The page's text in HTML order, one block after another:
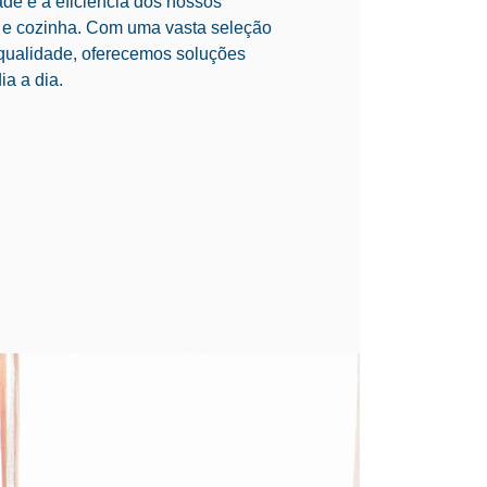
cozinha. Com uma vasta seleção
oferecemos soluções
a dia.